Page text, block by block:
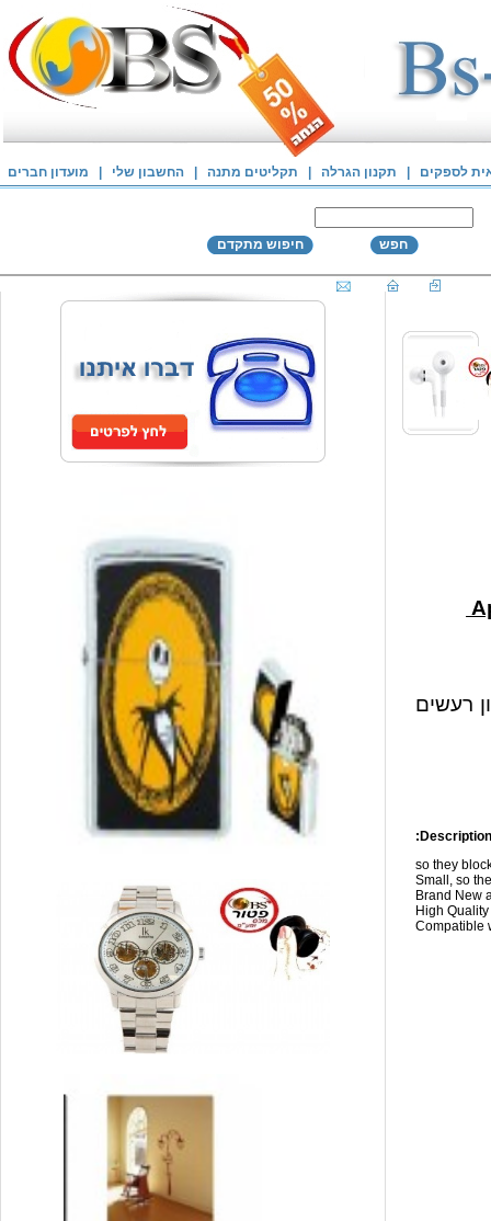
לספקים תקנון הגרלה תקליטים מתנה החשבון שלי מועדון חברים
חפש חיפוש מתקדם
רעשים
so they
Small, so
Brand New
High
Compatible